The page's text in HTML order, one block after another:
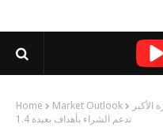
Home Market Outlook
الأكبر
تدعم الشراء بأهداف بعيدة 1.4